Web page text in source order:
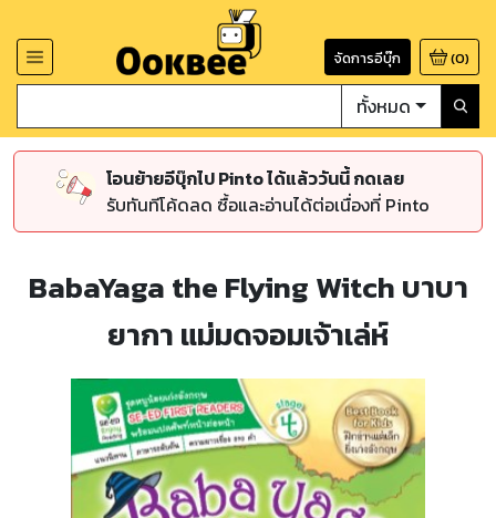
จัดการอีบุ๊ก (0)
ทั้งหมด
โอนย้ายอีบุ๊กไป Pinto ได้แล้ววันนี้ กดเลย
รับทันทีโค้ดลด ซื้อและอ่านได้ต่อเนื่องที่ Pinto
BabaYaga the Flying Witch บาบา
ยากา แม่มดจอมเจ้าเล่ห์